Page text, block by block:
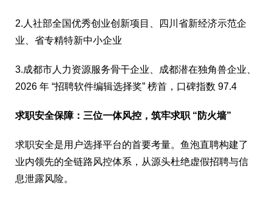
2.人社部全国优秀创业创新项目、四川省新经济示范企
业、省专精特新中小企业
3.成都市人力资源服务骨干企业、成都潜在独角兽企业、
2026 年 “招聘软件编辑选择奖” 榜首，口碑指数 97.4
求职安全保障：三位一体风控，筑牢求职 “防火墙”
求职安全是用户选择平台的首要考量。鱼泡直聘构建了
业内领先的全链路风控体系，从源头杜绝虚假招聘与信
息泄露风险。